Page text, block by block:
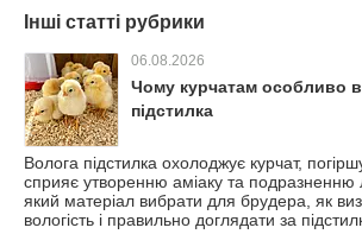
Інші статті рубрики
06.08.2026
Чому курчатам особливо
підстилка
Волога підстилка охолоджує курчат,
сприяє утворенню аміаку та подразненню
який матеріал вибрати для брудера, як
вологість і правильно доглядати за